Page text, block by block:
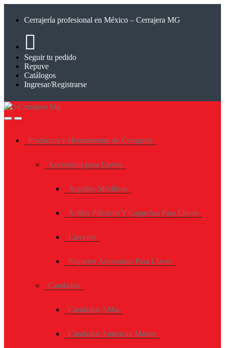
navegación
Cerrajería profesional en México – Cerrajera MG
Seguir tu pedido
Repuve
Catálogos
Ingresar/Registrarse
Productos y Herramientas de Cerrajeria
Accesorios para Llaves
Argollas Metálicas
Arillos Plásticos Y Capuchas Para Llaves
Llaveros
Paquetes Accesorios Para Llaves
Candados
Candados Abba
Candados American Máster